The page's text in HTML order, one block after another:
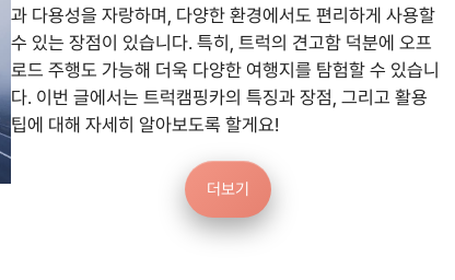
과 다용성을 자랑하며, 다양한 환경에서도 편리하게 사용할
수 있는 장점이 있습니다. 특히, 트럭의 견고함 덕분에 오프
로드 주행도 가능해 더욱 다양한 여행지를 탐험할 수 있습니
다. 이번 글에서는 트럭캠핑카의 특징과 장점, 그리고 활용
팁에 대해 자세히 알아보도록 할게요!
더보기